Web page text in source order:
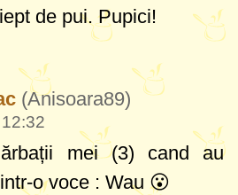
de pui. Pupici!
(Anisoara89)
mei (3) cand au
o voce : Wau 😮